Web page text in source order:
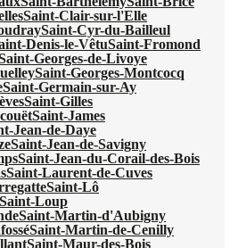
Saint-Clair-sur-l'Elle
Saint-Cyr-du-Bailleul
Denis-le-VêtuSaint-Fromond
Georges-de-Livoye
Saint-Georges-Montcocq
Saint-Germain-sur-Ay
Saint-Gilles
Saint-James
Jean-de-Daye
Saint-Jean-de-Savigny
Saint-Jean-du-Corail-des-Bois
Saint-Laurent-de-Cuves
Saint-Lô
Saint-Loup
Saint-Martin-d'Aubigny
Saint-Martin-de-Cenilly
Saint-Maur-des-Bois